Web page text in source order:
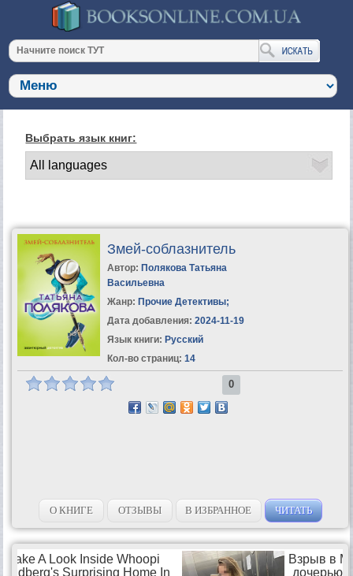
Выбрать язык книг:
Змей-соблазнитель
Автор: Полякова Татьяна
Васильевна
Жанр: Прочие Детективы;
Дата добавления: 2024-11-19
Язык книги: Русский
Кол-во страниц: 14
0
О КНИГЕ ОТЗЫВЫ В ИЗБРАННОЕ ЧИТАТЬ